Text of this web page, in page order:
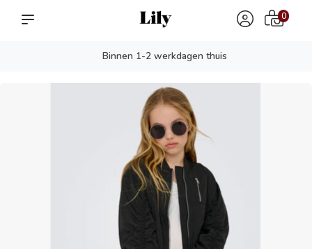
Binnen 1-2 werkdagen thuis
0